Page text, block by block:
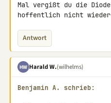
Mal vergißt du die Diode
hoffentlich nicht
Antwort
HW Harald W.(wilhelms)
Benjamin A. schrieb: